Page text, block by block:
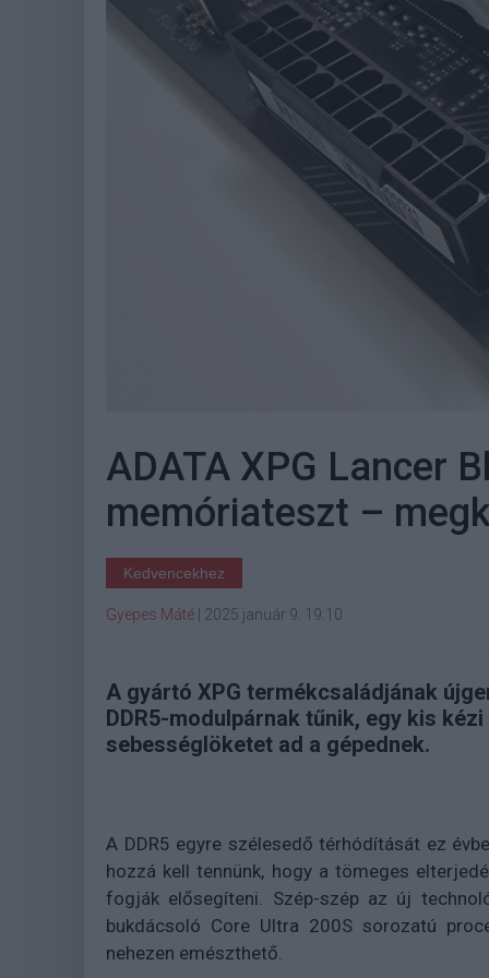
ADATA XPG Lancer
memóriateszt –
Kedvencekhez
Gyepes Máté 2025 január 9. 19:10
A gyártó XPG termékcsaládjának
DDR5-modulpárnak tűnik, egy kis
sebességlöketet ad a gépednek.
A DDR5 egyre szélesedő térhódítását ez
hozzá kell tennünk, hogy a tömeges
fogják elősegíteni. Szép-szép az új
bukdácsoló Core Ultra 200S sorozatú
nehezen emészthető.